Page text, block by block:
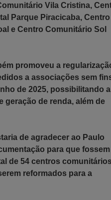
Vila Cristina,
Parque Piracicaba, Centro
e Centro Comunitário Sol
promoveu a
a associações sem
de 2025, possibilitando a
geração de renda, além de
de agradecer ao Paulo
para que fossem
de 54 centros comunitários
reformados para a